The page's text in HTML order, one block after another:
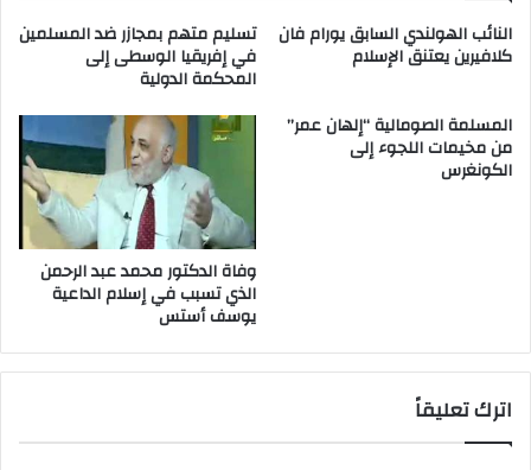
النائب الهولندي السابق يورام فان
كلافيرين يعتنق الإسلام
تسليم متهم بمجازر ضد المسلمين
في إفريقيا الوسطى إلى
المحكمة الدولية
المسلمة الصومالية “إلهان عمر”
من مخيمات اللجوء إلى
الكونغرس
وفاة الدكتور محمد عبد الرحمن
الذي تسبب في إسلام الداعية
يوسف أستس
اترك تعليقاً